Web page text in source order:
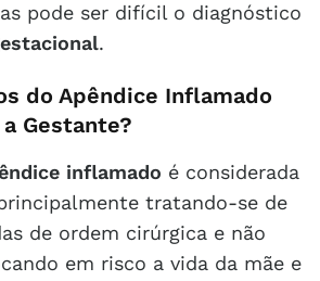
pode ser difícil o diagnóstico
.
do Apêndice Inflamado
Gestante?
inflamado é considerada
tratando-se de
de ordem cirúrgica e não
em risco a vida da mãe e